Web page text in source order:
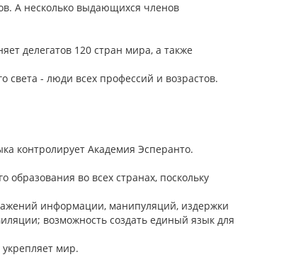
А несколько выдающихся членов
делегатов 120 стран мира, а также
света - люди всех профессий и возрастов.
контролирует Академия Эсперанто.
во всех странах, поскольку
информации, манипуляций, издержки
возможность создать единый язык для
мир.